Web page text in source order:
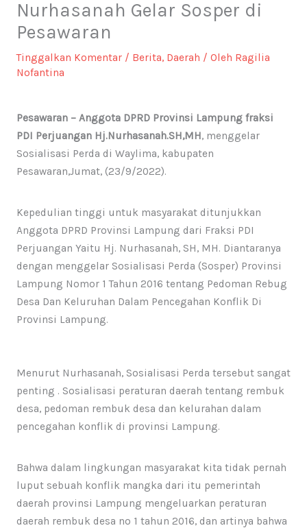
Nurhasanah Gelar Sosper di
Pesawaran
Tinggalkan Komentar / Berita, Daerah / Oleh Ragilia
Nofantina
Pesawaran – Anggota DPRD Provinsi Lampung fraksi
PDI Perjuangan Hj.Nurhasanah.SH,MH, menggelar
Sosialisasi Perda di Waylima, kabupaten
Pesawaran,Jumat, (23/9/2022).
Kepedulian tinggi untuk masyarakat ditunjukkan
Anggota DPRD Provinsi Lampung dari Fraksi PDI
Perjuangan Yaitu Hj. Nurhasanah, SH, MH. Diantaranya
dengan menggelar Sosialisasi Perda (Sosper) Provinsi
Lampung Nomor 1 Tahun 2016 tentang Pedoman Rebug
Desa Dan Keluruhan Dalam Pencegahan Konflik Di
Provinsi Lampung.
Menurut Nurhasanah, Sosialisasi Perda tersebut sangat
penting . Sosialisasi peraturan daerah tentang rembuk
desa, pedoman rembuk desa dan kelurahan dalam
pencegahan konflik di provinsi Lampung.
Bahwa dalam lingkungan masyarakat kita tidak pernah
luput sebuah konflik mangka dari itu pemerintah
daerah provinsi Lampung mengeluarkan peraturan
daerah rembuk desa no 1 tahun 2016, dan artinya bahwa